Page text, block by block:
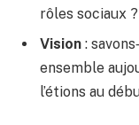
rôles sociaux ?
Vision :
ensemble
l’étions au